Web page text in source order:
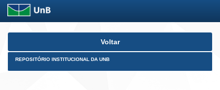
Skip
Voltar
REPOSITÓRIO INSTITUCIONAL DA UNB